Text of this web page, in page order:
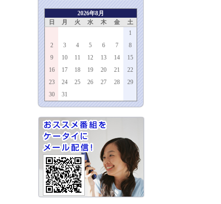
2026年8月
日
月 火 水 木 金
土
1
2
3 4 5 6 7
8
9
10 11 12 13 14
15
16
17 18 19 20 21
22
23
24 25 26 27 28
29
30
31